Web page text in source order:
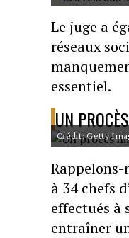
Le juge a
réseaux
essentiel.
UN
Crédit: Getty
à 34 chefs
effectués à
entraîner